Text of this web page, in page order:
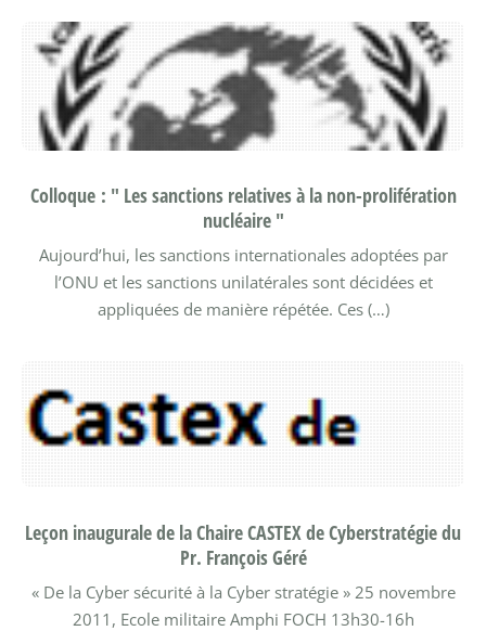
Colloque : " Les sanctions relatives à la non-prolifération
nucléaire "
Aujourd’hui, les sanctions internationales adoptées par
l’ONU et les sanctions unilatérales sont décidées et
appliquées de manière répétée. Ces (…)
Leçon inaugurale de la Chaire CASTEX de Cyberstratégie du
Pr. François Géré
« De la Cyber sécurité à la Cyber stratégie » 25 novembre
2011, Ecole militaire Amphi FOCH 13h30-16h